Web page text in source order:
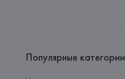
Популярные категории